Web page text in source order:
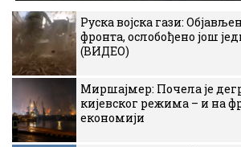
Руска војска гази:
фронта, ослобођено још
(ВИДЕО)
Миршајмер: Почела је
кијевског режима – и на
економији